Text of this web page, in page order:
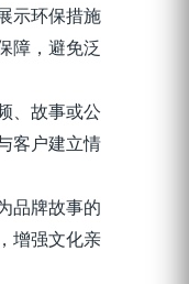
示环保措施
障，避免泛
、故事或公
客户建立情
品牌故事的
增强文化亲